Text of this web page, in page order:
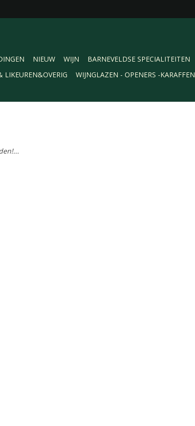
NIEUW WIJN BARNEVELDSE SPECIALITEITEN
LIKEUREN&OVERIG
WIJNGLAZEN - OPENERS -KARAFFEN